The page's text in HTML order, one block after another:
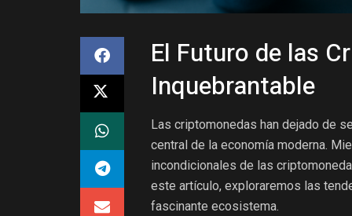
El Futuro de las
Inquebrantable
Las criptomonedas han dejado de
central de la economía moderna.
incondicionales de las
este artículo, exploraremos las
fascinante ecosistema.